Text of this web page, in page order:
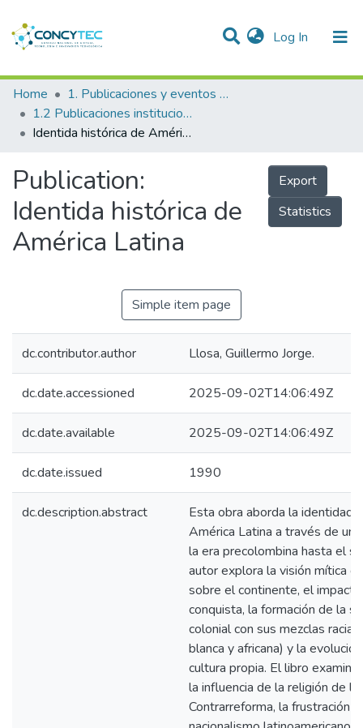
Log In (current)
Communities & Collections
Research Outputs
People
Statistics
Home
1. Publicaciones y eventos institucionales
1.2 Publicaciones institucionales
Identida histórica de América Latina
Publication:
Identida histórica de
América Latina
Export
Statistics
Simple item page
dc.contributor.author Llosa, Guillermo Jorge.
dc.date.accessioned 2025-09-02T14:06:49Z
dc.date.available 2025-09-02T14:06:49Z
dc.date.issued 1990
dc.description.abstract
Esta obra aborda la identidad
América Latina a través de un
la era precolombina hasta el
autor explora la visión mítica
sobre el continente, el
conquista, la formación de la
colonial con sus mezclas
blanca y africana) y la
cultura propia. El libro
la influencia de la religión de la
Contrarreforma, la frustración